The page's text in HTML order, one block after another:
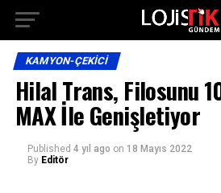
KAMYON-ÇEKICI
Hilal Trans, Filosunu
MAX İle Genişletiyor
Published 4 yıl ago on 18 Mayıs 2022
By Editör